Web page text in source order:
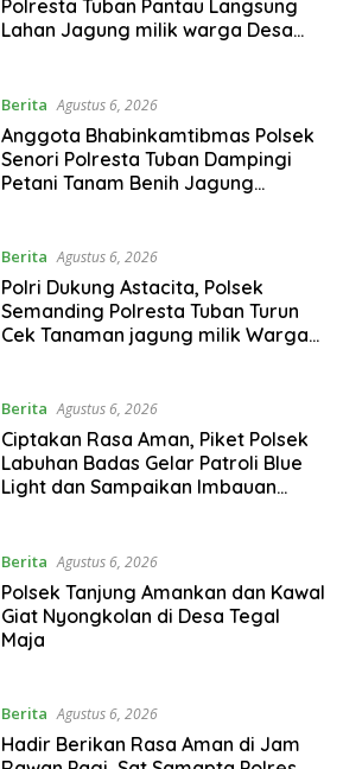
Polresta Tuban Pantau Langsung
Lahan Jagung milik warga Desa
Berita Agustus 6, 2026
Anggota Bhabinkamtibmas Polsek
Senori Polresta Tuban Dampingi
Petani Tanam Benih Jagung
Berita Agustus 6, 2026
Polri Dukung Astacita, Polsek
Semanding Polresta Tuban Turun
Cek Tanaman jagung milik Warga
Berita Agustus 6, 2026
Ciptakan Rasa Aman, Piket Polsek
Labuhan Badas Gelar Patroli Blue
Light dan Sampaikan Imbauan
Berita Agustus 6, 2026
Polsek Tanjung Amankan dan Kawal
Giat Nyongkolan di Desa Tegal
Maja
Berita Agustus 6, 2026
Hadir Berikan Rasa Aman di Jam